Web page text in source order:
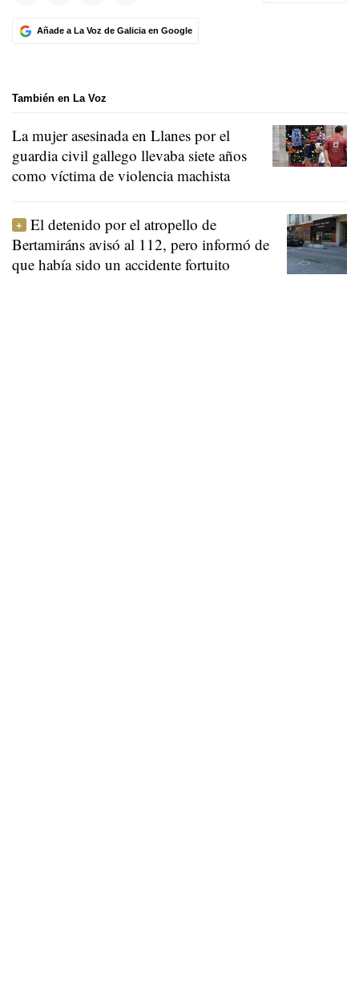
Añade a La Voz de Galicia en Google
También en La Voz
La mujer asesinada en Llanes por el
guardia civil gallego llevaba siete años
como víctima de violencia machista
El detenido por el atropello de
Bertamiráns avisó al 112, pero informó de
que había sido un accidente fortuito